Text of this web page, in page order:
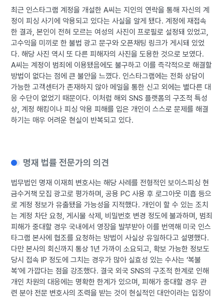
최근 인스타그램 계정을 개설한 A씨는 지인의 연락을 통해 자신의 계
정이 피싱 사기에 악용되고 있다는 사실을 알게 됐다. 계정에 재접속
한 결과, 본인이 전혀 모르는 여성의 사진이 프로필로 설정돼 있었고,
고수익을 미끼로 한 불법 광고 문구와 오픈채팅 링크가 게시돼 있었
다. 해당 사진 역시 또 다른 피해자의 사진을 도용한 것으로 보였다.
A씨는 계정이 범죄에 이용됐음에도 불구하고 이를 즉각적으로 해결할
방법이 없다는 점에 큰 불안을 느꼈다. 인스타그램에는 전화 상담이
가능한 고객센터가 존재하지 않아 메일을 통한 신고 외에는 별다른 대
응 수단이 없었기 때문이다. 이처럼 해외 SNS 플랫폼의 구조적 특성
상, 계정 해킹이나 피싱 악용 피해를 입은 개인이 스스로 문제를 해결
하기는 매우 어려운 현실이 반복되고 있다.
명재 법률 전문가의 의견
법무법인 명재 이재희 변호사는 해당 사례를 전형적인 보이스피싱 현
금수거책 모집 광고로 평가하며, 공용 PC 사용 후 로그아웃 미흡 등으
로 계정 정보가 유출됐을 가능성을 지적했다. 개인이 할 수 있는 조치
는 계정 차단 요청, 게시물 삭제, 비밀번호 변경 정도에 불과하며, 범죄
피해가 중대할 경우 국내에서 영장을 발부받아 이를 번역해 미국 인스
타그램 본사에 협조를 요청하는 방법이 사실상 유일하다고 설명했다.
다만 본사의 회신까지 통상 1년 가까이 소요되고, 확보 가능한 정보도
당시 접속 IP 정도에 그치는 경우가 많아 실효성 있는 수사는 ‘복불
복’에 가깝다는 점을 강조했다. 결국 외국 SNS의 구조적 한계로 인해
개인 차원의 대응에는 명확한 한계가 있으며, 피해가 중대할 경우 관
련 분야 전문 변호사의 조력을 받는 것이 현실적인 대안이라는 입장이